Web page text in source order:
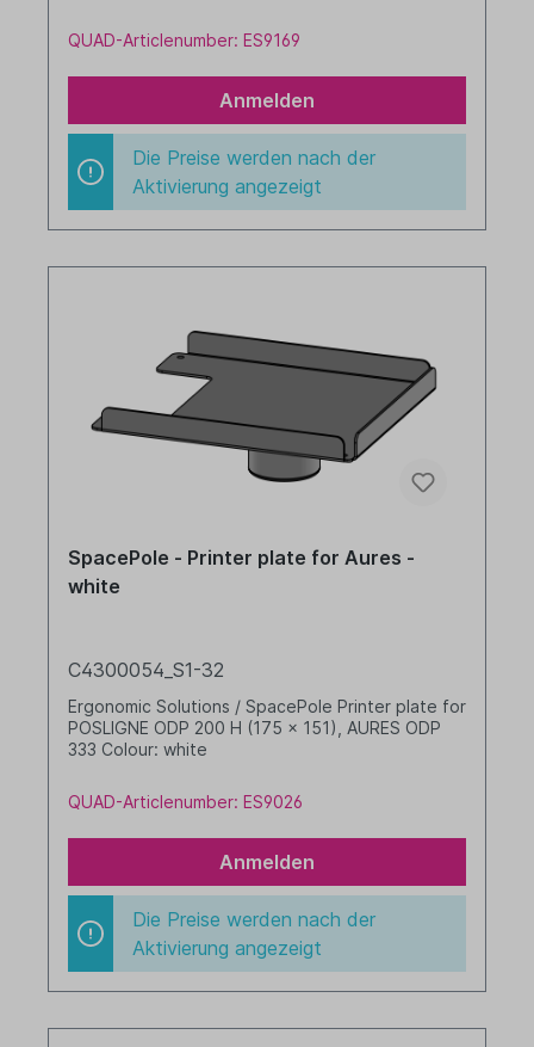
QUAD-Articlenumber: ES9169
Anmelden
Die Preise werden nach der
Aktivierung angezeigt
SpacePole - Printer plate for Aures -
white
C4300054_S1-32
Ergonomic Solutions / SpacePole Printer plate for
POSLIGNE ODP 200 H (175 x 151), AURES ODP
333 Colour: white
QUAD-Articlenumber: ES9026
Anmelden
Die Preise werden nach der
Aktivierung angezeigt